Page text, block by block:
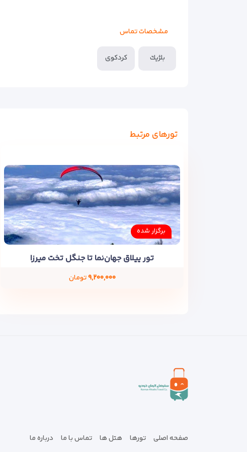
مشخصات تماس
بلژيك کردکوی
تورهای مرتبط
برگزار شده
تور ییلاق جهان‌نما تا جنگل تخت میرزا
۹,۲۰۰,۰۰۰تومان
صفحه اصلی تورها هتل ها تماس با ما درباره ما